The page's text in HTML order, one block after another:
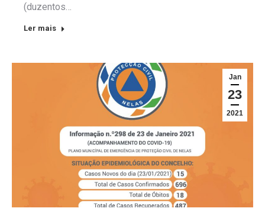
(duzentos…
Ler mais
Jan
23
2021